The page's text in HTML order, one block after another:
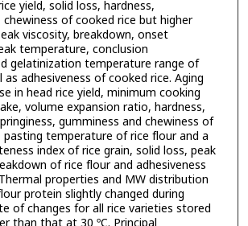
yield, solid loss, hardness,
of cooked rice but higher
viscosity, breakdown, onset
temperature, conclusion
gelatinization temperature range of
adhesiveness of cooked rice. Aging
in head rice yield, minimum cooking
volume expansion ratio, hardness,
gumminess and chewiness of
pasting temperature of rice flour and a
index of rice grain, solid loss, peak
of rice flour and adhesiveness
properties and MW distribution
protein slightly changed during
of changes for all rice varieties stored